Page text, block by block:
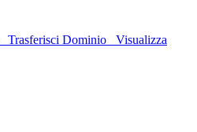
Trasferisci Dominio
Visualizza